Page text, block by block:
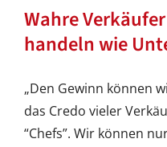
Wahre
handeln wie
„Den Gewinn können
das Credo vieler
“Chefs”. Wir können